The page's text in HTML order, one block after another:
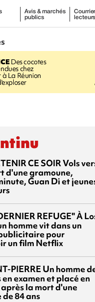
Avis & marchés
publics
lecteurs
Des cocotes
chez
La Réunion
CE SOIRVols
d'une gramoune,
Guan Di et
REFUGE"À
homme vit dans un
pour
un film Netflix
PIERRE Un homme
en examen et placé en
la mort d'une
84 ans